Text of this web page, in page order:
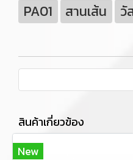
PA01
สานเส้น วั
สินค้าเกี่ยวข้อง
New